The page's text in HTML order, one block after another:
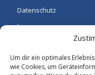
Um dir ein optimales
wie Cookies, um
Datenschutz
Impressum
Cookie-Richtlinie (EU)